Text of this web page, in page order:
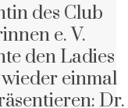
des Club
e. V.
den Ladies
einmal
Dr.